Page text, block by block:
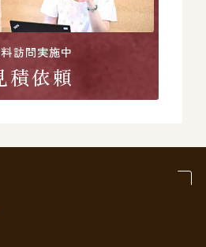
訪問実施中
積依頼